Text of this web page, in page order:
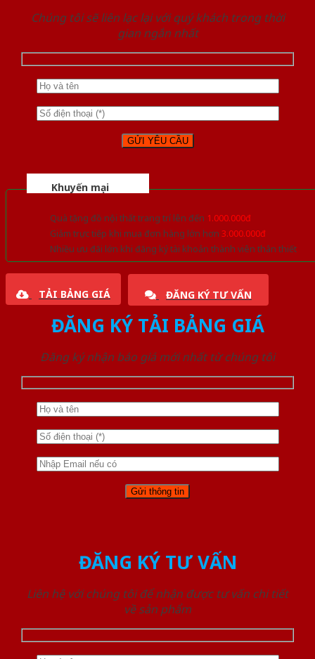
Chúng tôi sẽ liên lạc lại với quý khách trong thời
gian ngắn nhất
Khuyến mại
Quà tặng đồ nội thất trang trí lên đến 1.000.000đ
Giảm trực tiếp khi mua đơn hàng lớn hơn 3.000.000đ
Nhiều ưu đãi lớn khi đăng ký tài khoản thành viên thân thiết
TẢI BẢNG GIÁ ĐĂNG KÝ TƯ VẤN
ĐĂNG KÝ TẢI BẢNG GIÁ
Đăng ký nhận báo giá mới nhất từ chúng tôi
ĐĂNG KÝ TƯ VẤN
Liên hệ với chúng tôi để nhận được tư vấn chi tiết
về sản phẩm